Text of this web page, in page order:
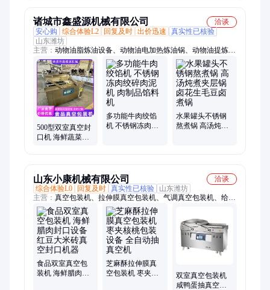
诸城市鑫盛源机械有限公司
洽谈
安心购
综合体验L2 回复及时 出价迅速
真实性已核验
山东潍坊
主营： 动物油脂炼油设备、动物油电加热炼油锅、动物油提炼设
备、夹层锅、果蔬清洗机、肉制品加工设备
500型双室真空封
口机 海鲜蔬菜真
多功能牛肉绞馅
机 不锈钢冻肉绞
水果罐头不锈钢
熬煮锅 高汤炖煮
山东小康机械有限公司
洽谈
综合体验L0
回复及时 真实性已核验
山东潍坊
主营： 真空包装机、拉伸膜真空包装机、气调真空包装机、给袋
真空包装机、帖体真空包装机、滚动真空包装机
食品双室真空包
装机 海鲜腊肉封
芝麻酥拉伸膜真
空包装机 枣夹核
双室真空包装机
咸鸭蛋抽真空封